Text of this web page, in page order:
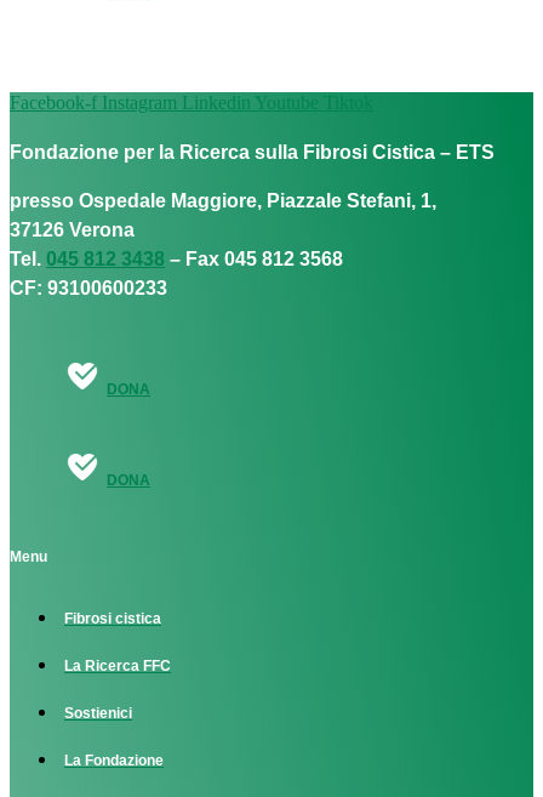
Facebook-f Instagram Linkedin Youtube Tiktok
Fondazione per la Ricerca sulla Fibrosi Cistica – ETS
presso Ospedale Maggiore, Piazzale Stefani, 1,
37126 Verona
Tel. 045 812 3438 – Fax 045 812 3568
CF: 93100600233
DONA
DONA
Menu
Fibrosi cistica
La Ricerca FFC
Sostienici
La Fondazione